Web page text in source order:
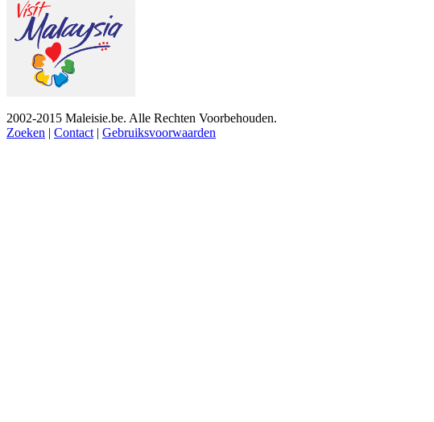
2002-2015 Maleisie.be. Alle Rechten Voorbehouden.
Zoeken | Contact | Gebruiksvoorwaarden